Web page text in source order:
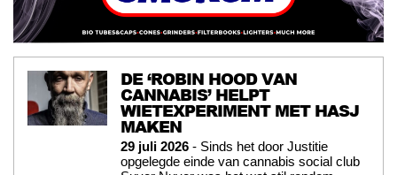
DE ‘ROBIN HOOD VAN
CANNABIS’ HELPT
WIETEXPERIMENT MET HASJ
MAKEN
29 juli 2026 - Sinds het door Justitie
opgelegde einde van cannabis social club